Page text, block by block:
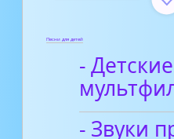
Песни для детей
-
- Звуки